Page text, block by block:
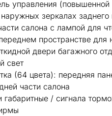
управления (повышенной
зеркалах заднего
салона с лампой для
пространстве для
двери багажного
свет
(64 цвета): передняя
части салона
/ сигнала